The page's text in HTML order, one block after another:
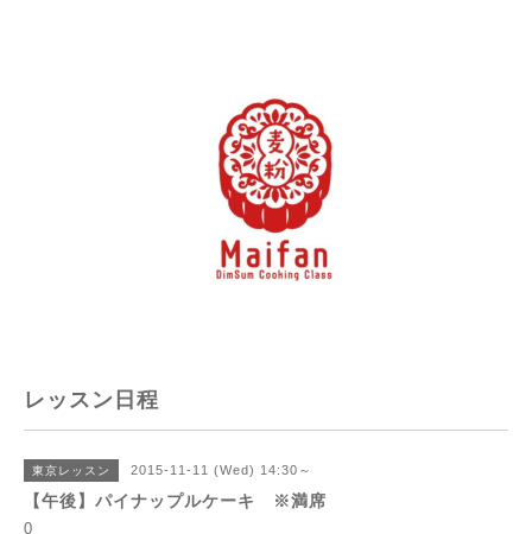
レッスン日程
東京レッスン 2015-11-11 (Wed) 14:30～
【午後】パイナップルケーキ ※満席
0